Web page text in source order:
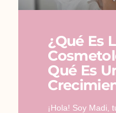
¿Qué Es
Qué Es
¡Hola! Soy Madi,